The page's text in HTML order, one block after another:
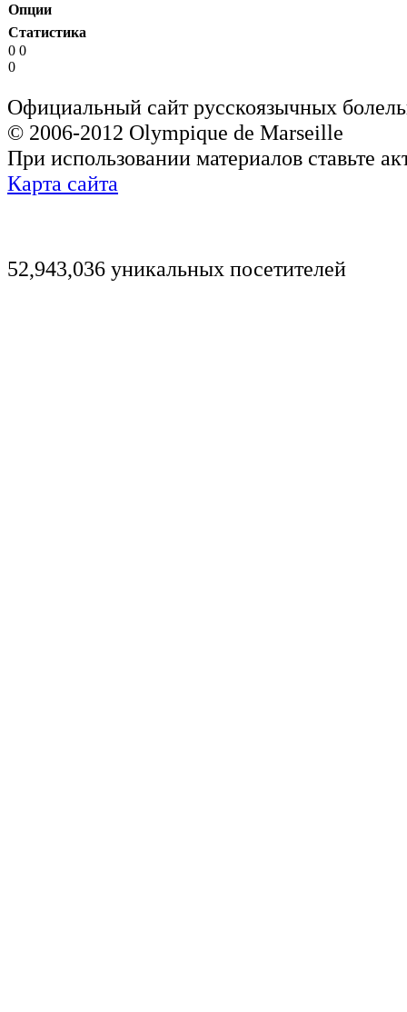
Опции
Статистика
0 0
0
Официальный сайт русскоязычных
© 2006-2012 Olympique de Marseille
При использовании материалов ставьте
Карта сайта
52,943,036 уникальных посетителей